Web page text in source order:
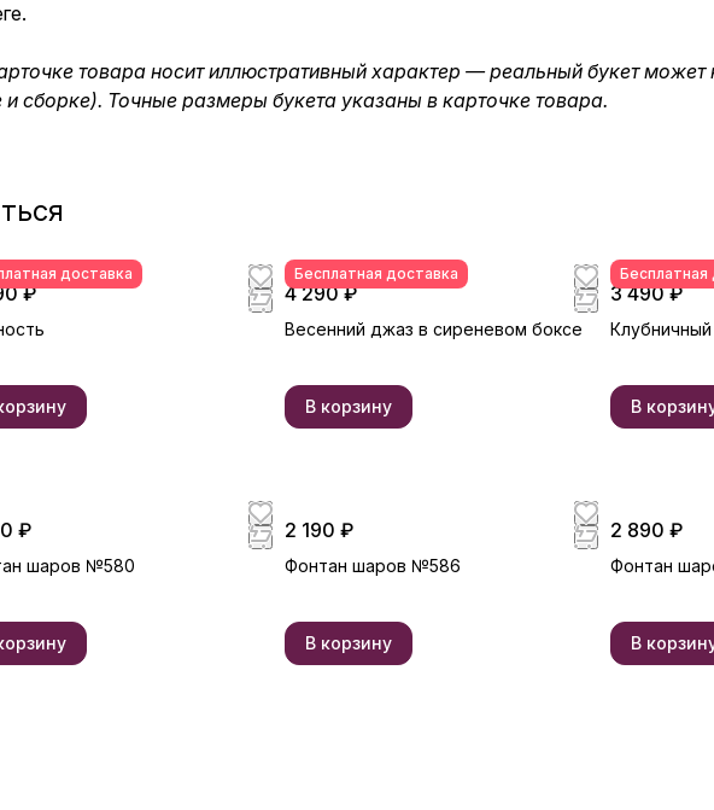
товара носит иллюстративный характер — реальный букет может
сборке). Точные размеры букета указаны в карточке товара.
доставка
₽
Бесплатная доставка
4 290 ₽
Весенний джаз в сиреневом боксе
В корзину
Бесплатная
3 490 ₽
В
₽
шаров №580
2 190 ₽
Фонтан шаров №586
В корзину
2 890 ₽
Фонтан
В